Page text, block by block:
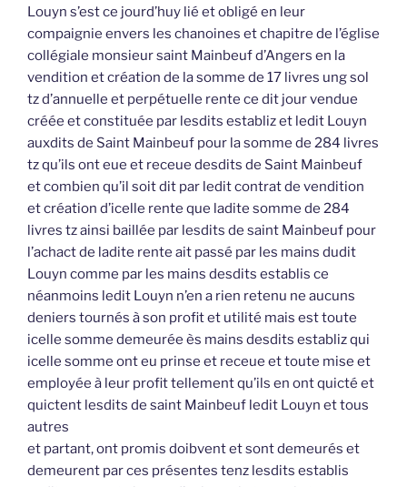
Louyn s’est ce jourd’huy lié et obligé en leur
compaignie envers les chanoines et chapitre de l’église
collégiale monsieur saint Mainbeuf d’Angers en la
vendition et création de la somme de 17 livres ung sol
tz d’annuelle et perpétuelle rente ce dit jour vendue
créée et constituée par lesdits establiz et ledit Louyn
auxdits de Saint Mainbeuf pour la somme de 284 livres
tz qu’ils ont eue et receue desdits de Saint Mainbeuf
et combien qu’il soit dit par ledit contrat de vendition
et création d’icelle rente que ladite somme de 284
livres tz ainsi baillée par lesdits de saint Mainbeuf pour
l’achact de ladite rente ait passé par les mains dudit
Louyn comme par les mains desdits establis ce
néanmoins ledit Louyn n’en a rien retenu ne aucuns
deniers tournés à son profit et utilité mais est toute
icelle somme demeurée ès mains desdits establiz qui
icelle somme ont eu prinse et receue et toute mise et
employée à leur profit tellement qu’ils en ont quicté et
quictent lesdits de saint Mainbeuf ledit Louyn et tous
autres
et partant, ont promis doibvent et sont demeurés et
demeurent par ces présentes tenz lesdits establis